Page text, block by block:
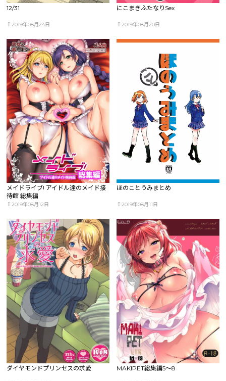
12/31
2019年08月24日
にこまきふたなりSex
2019年08月20日
メイドライブ! アイドル達のメイド接
待館 総集編
2019年08月12日
ほのことうみまとめ
2019年08月11日
ダイヤモンドプリンセスの求愛 MAKIPET総集編5～8